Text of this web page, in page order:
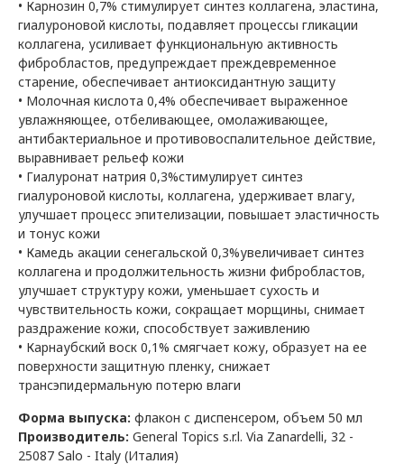
• Карнозин 0,7% стимулирует синтез коллагена, эластина,
гиалуроновой кислоты, подавляет процессы гликации
коллагена, усиливает функциональную активность
фибробластов, предупреждает преждевременное
старение, обеспечивает антиоксидантную защиту
• Молочная кислота 0,4% обеспечивает выраженное
увлажняющее, отбеливающее, омолаживающее,
антибактериальное и противовоспалительное действие,
выравнивает рельеф кожи
• Гиалуронат натрия 0,3%стимулирует синтез
гиалуроновой кислоты, коллагена, удерживает влагу,
улучшает процесс эпителизации, повышает эластичность
и тонус кожи
• Камедь акации сенегальской 0,3%увеличивает синтез
коллагена и продолжительность жизни фибробластов,
улучшает структуру кожи, уменьшает сухость и
чувствительность кожи, сокращает морщины, снимает
раздражение кожи, способствует заживлению
• Карнаубский воск 0,1% смягчает кожу, образует на ее
поверхности защитную пленку, снижает
трансэпидермальную потерю влаги
Форма выпуска: флакон с диспенсером, объем 50 мл
Производитель: General Topics s.r.l. Via Zanardelli, 32 -
25087 Salo - Italy (Италия)